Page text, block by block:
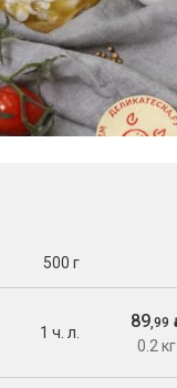
500 г
1 ч. л.
89,99
0.2 кг